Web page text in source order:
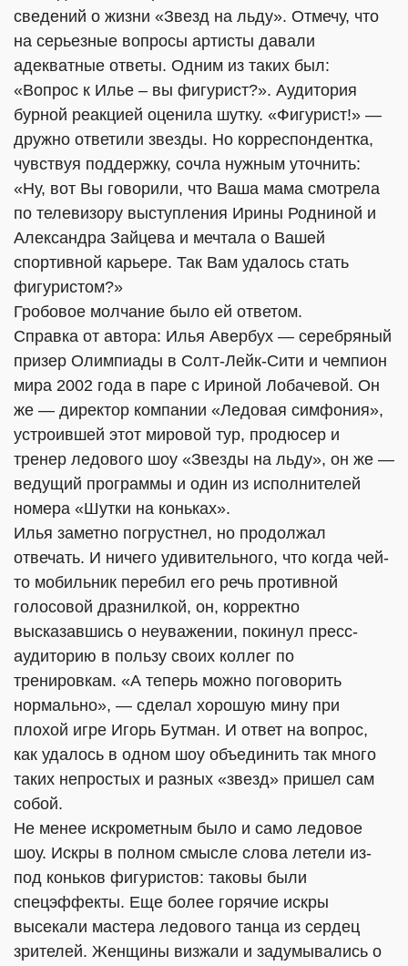
сведений о жизни «Звезд на льду». Отмечу, что
на серьезные вопросы артисты давали
адекватные ответы. Одним из таких был:
«Вопрос к Илье – вы фигурист?». Аудитория
бурной реакцией оценила шутку. «Фигурист!» —
дружно ответили звезды. Но корреспондентка,
чувствуя поддержку, сочла нужным уточнить:
«Ну, вот Вы говорили, что Ваша мама смотрела
по телевизору выступления Ирины Родниной и
Александра Зайцева и мечтала о Вашей
спортивной карьере. Так Вам удалось стать
фигуристом?»
Гробовое молчание было ей ответом.
Справка от автора: Илья Авербух — серебряный
призер Олимпиады в Солт-Лейк-Сити и чемпион
мира 2002 года в паре с Ириной Лобачевой. Он
же — директор компании «Ледовая симфония»,
устроившей этот мировой тур, продюсер и
тренер ледового шоу «Звезды на льду», он же —
ведущий программы и один из исполнителей
номера «Шутки на коньках».
Илья заметно погрустнел, но продолжал
отвечать. И ничего удивительного, что когда чей-
то мобильник перебил его речь противной
голосовой дразнилкой, он, корректно
высказавшись о неуважении, покинул пресс-
аудиторию в пользу своих коллег по
тренировкам. «А теперь можно поговорить
нормально», — сделал хорошую мину при
плохой игре Игорь Бутман. И ответ на вопрос,
как удалось в одном шоу объединить так много
таких непростых и разных «звезд» пришел сам
собой.
Не менее искрометным было и само ледовое
шоу. Искры в полном смысле слова летели из-
под коньков фигуристов: таковы были
спецэффекты. Еще более горячие искры
высекали мастера ледового танца из сердец
зрителей. Женщины визжали и задумывались о